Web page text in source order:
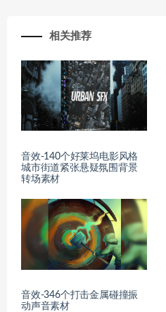
相关推荐
音效-140个好莱坞电影风格
城市街道紧张悬疑氛围背景
转场素材
音效-346个打击金属碰撞振
动声音素材